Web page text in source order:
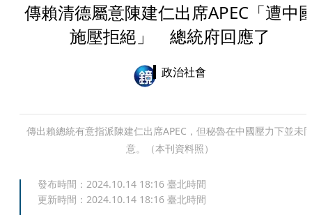
傳賴清德屬意陳建仁出席APEC「遭中
施壓拒絕」 總統府回應了
政治社會
傳出賴總統有意指派陳建仁出席APEC，但秘魯在中國壓力下並未
意。（本刊資料照）
發布時間： 2024.10.14 18:16 臺北時間
更新時間： 2024.10.14 18:16 臺北時間